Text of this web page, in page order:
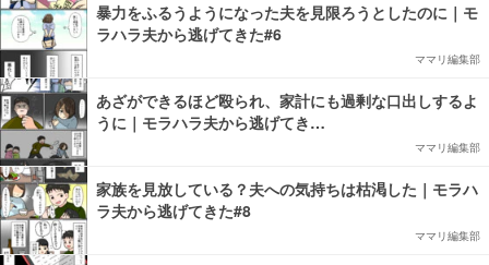
暴力をふるうようになった夫を見限ろうとしたのに｜モ
ラハラ夫から逃げてきた#6
ママリ編集部
あざができるほど殴られ、家計にも過剰な口出しするよ
うに｜モラハラ夫から逃げてき…
ママリ編集部
家族を見放している？夫への気持ちは枯渇した｜モラハ
ラ夫から逃げてきた#8
ママリ編集部